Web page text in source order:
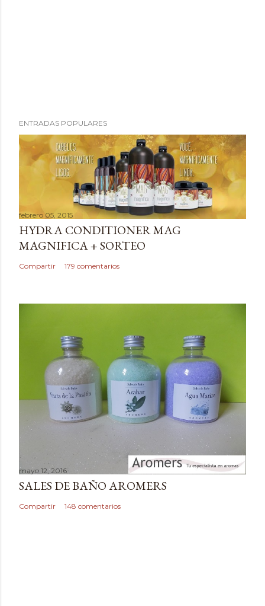
ENTRADAS POPULARES
febrero 05, 2015
HYDRA CONDITIONER MAG
MAGNIFICA + SORTEO
Compartir 179 comentarios
mayo 12, 2016
SALES DE BAÑO AROMERS
Compartir 148 comentarios